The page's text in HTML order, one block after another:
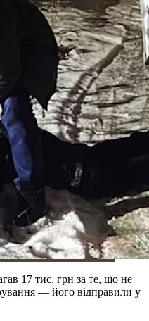
17 тис. грн за те, що не
— його відправили у